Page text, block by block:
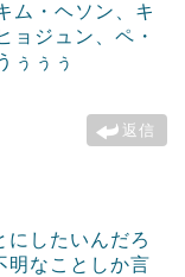
ム・ヘソン、キ
ョジュン、ペ・
ぅぅぅ
返信
にしたいんだろ
明なことしか言